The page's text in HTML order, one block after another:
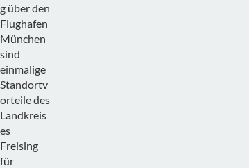
g über den
Flughafen
München
sind
einmalige
Standortv
orteile des
Landkreis
es
Freising
für